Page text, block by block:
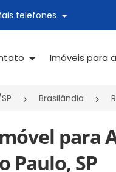
telefones
Imóveis para
Brasilândia
para
Paulo, SP